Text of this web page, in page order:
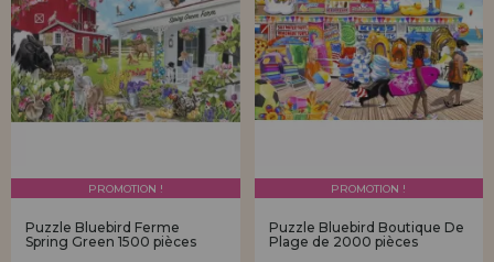
PROMOTION !
Puzzle Bluebird Ferme
Spring Green 1500 pièces
PROMOTION !
Puzzle Bluebird Boutique De
Plage de 2000 pièces